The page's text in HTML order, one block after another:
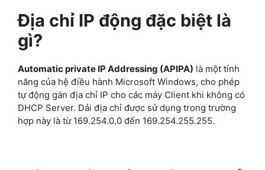
Địa chỉ IP động đặc biệt là
gì?
Automatic private IP Addressing (APIPA) là một tính
năng của hệ điều hành Microsoft Windows, cho phép
tự động gán địa chỉ IP cho các máy Client khi không có
DHCP Server. Dải địa chỉ được sử dụng trong trường
hợp này là từ 169.254.0.0 đến 169.254.255.255.